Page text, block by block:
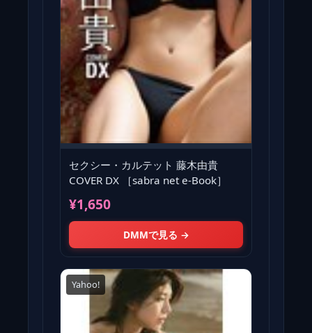
セクシー・カルテット 藤木由貴
COVER DX ［sabra net e-Book］
¥1,650
DMMで見る →
Yahoo!